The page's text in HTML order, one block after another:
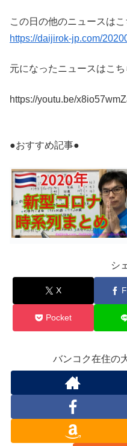
この日の他のニュースは
https://daijirok-jp.com/
元になったニュースはこち
https://youtu.be/
●おすすめ記事●
シ
X
Pocket
バンコク在住の